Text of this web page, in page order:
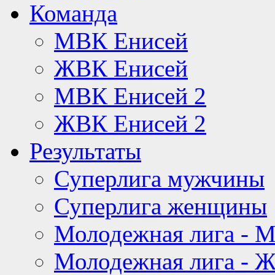
Команда
МВК Енисей
ЖВК Енисей
МВК Енисей 2
ЖВК Енисей 2
Результаты
Суперлига мужчины
Суперлига женщины
Молодежная лига -
Молодежная лига -